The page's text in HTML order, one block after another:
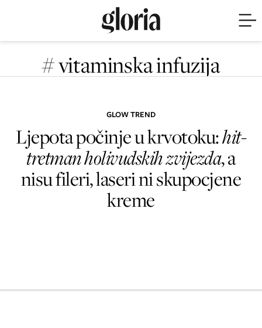
# vitaminska infuzija
GLOW TREND
Ljepota počinje u krvotoku:hit-
tretman holivudskih zvijezda, a
nisu fileri, laseri ni skupocjene
kreme